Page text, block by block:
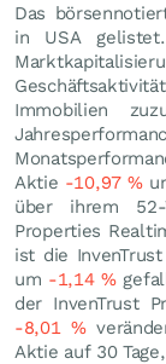
Das
in USA
Immobilien
Aktie -10,97%
über ihrem
Properties
ist die
um -1,14%
der InvenTrust
-8,01%
Aktie auf 30